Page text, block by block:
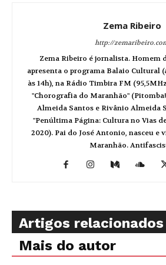
Zema Ribeiro
http://
Zema Ribeiro é jornalista. Homem
apresenta o programa Balaio Cultural
às 14h), na Rádio Timbira FM
"Chorografia do Maranhão"
Almeida Santos e Rivânio Almeida
"Penúltima Página: Cultura no Vias
2020). Pai do José Antonio, nasceu e
Maranhão.
Artigos relacionados
Mais do autor